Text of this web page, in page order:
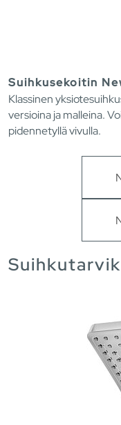
Suihkusekoitin
Klassinen
versioina ja malleina.
pidennetyllä vivulla.